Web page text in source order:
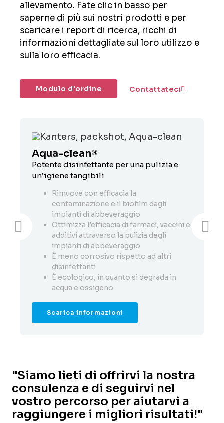
Aqua-clean®
Potente disinfettante per una pulizia e
un’igiene tangibili
Rimuove con efficacia la
contaminazione e il biofilm dagli
impianti di abbeveraggio
Ottimizza l’efficacia di farmaci, vaccini e
additivi attraverso la pulizia degli
impianti di abbeveraggio
È meno corrosivo rispetto ad altri
disinfettanti
È ecologico, in quanto si degrada in
acqua e ossigeno
Scarica informazioni
allevamento. Fate clic in basso per
saperne di più sui nostri prodotti e per
scaricare i report di ricerca, ricchi di
informazioni dettagliate sul loro utilizzo e
sulla loro efficacia.
Modulo d'ordine Contattateci
"Siamo lieti di offrirvi la nostra
consulenza e di seguirvi nel
vostro percorso per aiutarvi a
raggiungere i migliori risultati!"